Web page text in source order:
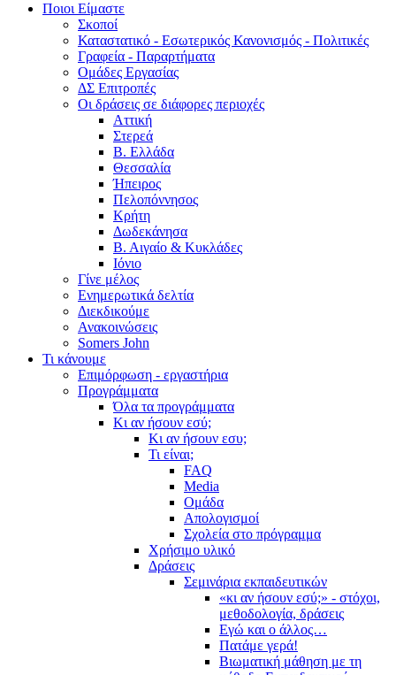
Ποιοι Είμαστε
Σκοποί
Καταστατικό - Εσωτερικός Κανονισμός - Πολιτικές
Γραφεία - Παραρτήματα
Ομάδες Εργασίας
ΔΣ Επιτροπές
Οι δράσεις σε διάφορες περιοχές
Αττική
Στερεά
Β. Ελλάδα
Θεσσαλία
Ήπειρος
Πελοπόννησος
Κρήτη
Δωδεκάνησα
Β. Αιγαίο & Κυκλάδες
Ιόνιο
Γίνε μέλος
Ενημερωτικά δελτία
Διεκδικούμε
Ανακοινώσεις
Somers John
Τι κάνουμε
Επιμόρφωση - εργαστήρια
Προγράμματα
Όλα τα προγράμματα
Κι αν ήσουν εσύ;
Κι αν ήσουν εσυ;
Τι είναι;
FAQ
Media
Ομάδα
Απολογισμοί
Σχολεία στο πρόγραμμα
Χρήσιμο υλικό
Δράσεις
Σεμινάρια εκπαιδευτικών
«κι αν ήσουν εσύ;» - στόχοι,
μεθοδολογία, δράσεις
Εγώ και ο άλλος…
Πατάμε γερά!
Βιωματική μάθηση με τη